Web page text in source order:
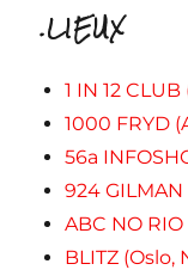
.LIEUX
1 IN 12
1000 FRYD
56a
924
ABC NO
BLITZ (Oslo,